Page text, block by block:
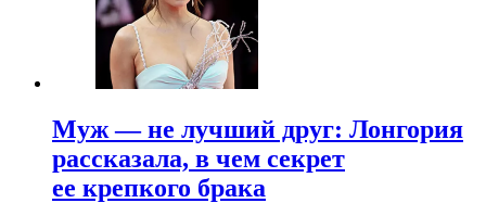
Муж — не лучший друг: Лонгория
рассказала, в чем секрет
ее крепкого брака